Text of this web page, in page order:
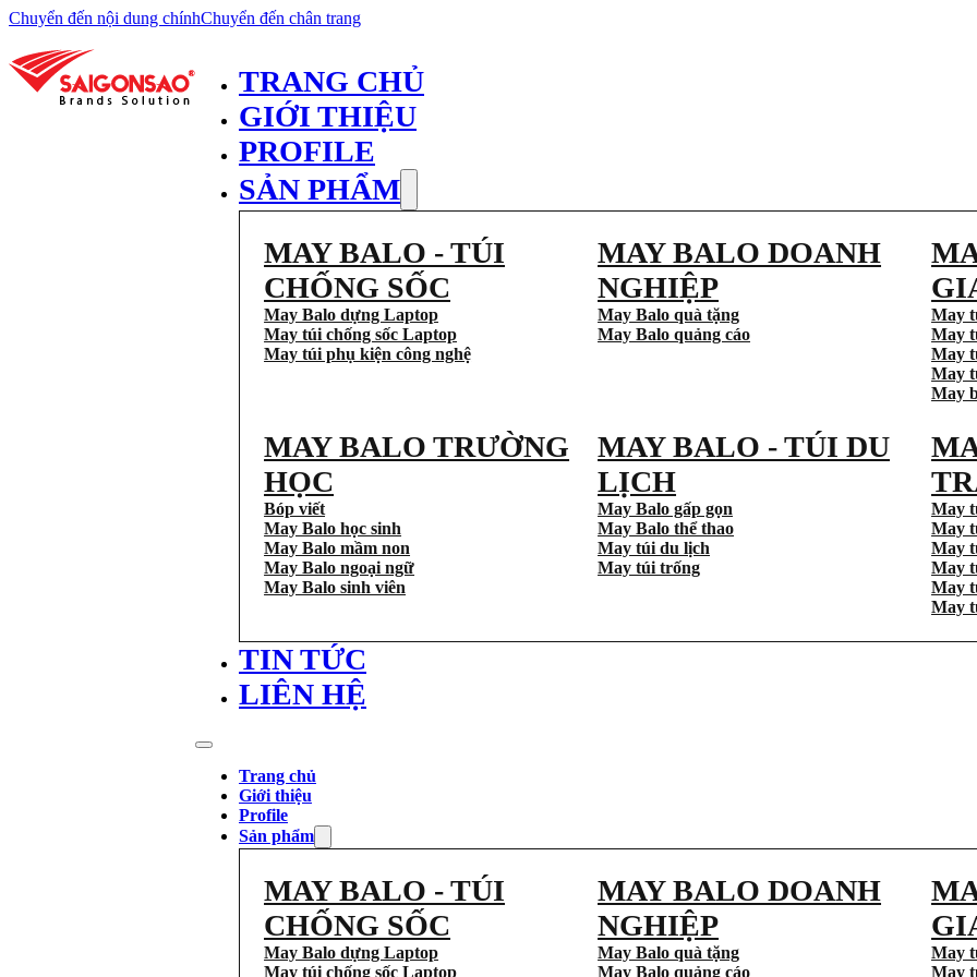
Chuyển đến nội dung chínhChuyển đến chân trang
TRANG CHỦ
GIỚI THIỆU
PROFILE
SẢN PHẨM
MAY BALO - TÚI
CHỐNG SỐC
May Balo dựng Laptop
May túi chống sốc Laptop
May túi phụ kiện công nghệ
MAY BALO DOANH
NGHIỆP
May Balo quà tặng
May Balo quảng cáo
May
May
May
May
May
MAY BALO TRƯỜNG
HỌC
Bóp viết
May Balo học sinh
May Balo mầm non
May Balo ngoại ngữ
May Balo sinh viên
MAY BALO - TÚI DU
LỊCH
May Balo gấp gọn
May Balo thể thao
May túi du lịch
May túi trống
May
May
May
May
May
May
TIN TỨC
LIÊN HỆ
Trang chủ
Giới thiệu
Profile
Sản phẩm
MAY BALO - TÚI
CHỐNG SỐC
May Balo dựng Laptop
May túi chống sốc Laptop
MAY BALO DOANH
NGHIỆP
May Balo quà tặng
May Balo quảng cáo
May
May